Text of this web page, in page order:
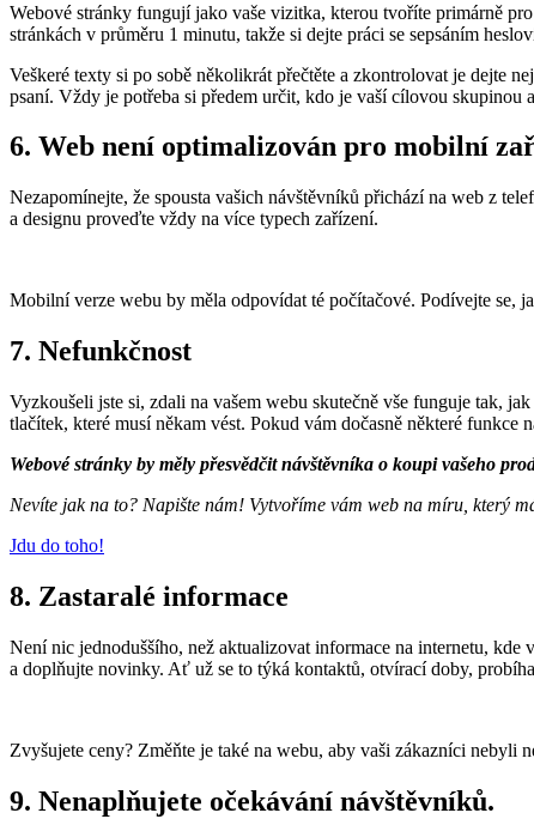
Webové stránky fungují jako vaše vizitka, kterou tvoříte primárně
stránkách v průměru 1 minutu, takže si dejte práci se sepsáním
Veškeré texty si po sobě několikrát přečtěte a zkontrolovat je dejte
psaní. Vždy je potřeba si předem určit, kdo je vaší cílovou skupinou
6. Web není optimalizován pro mobilní
Nezapomínejte, že spousta vašich návštěvníků přichází na web z
a designu proveďte vždy na více typech zařízení.
Mobilní verze webu by měla odpovídat té počítačové. Podívejte se,
7. Nefunkčnost
Vyzkoušeli jste si, zdali na vašem webu skutečně vše funguje tak,
tlačítek, které musí někam vést. Pokud vám dočasně některé funkce
Webové stránky by měly přesvědčit návštěvníka o koupi vašeho
Nevíte jak na to? Napište nám! Vytvoříme vám web na míru, který
Jdu do toho!
8. Zastaralé informace
Není nic jednoduššího, než aktualizovat informace na internetu,
a doplňujte novinky. Ať už se to týká kontaktů, otvírací doby,
Zvyšujete ceny? Změňte je také na webu, aby vaši zákazníci
9. Nenaplňujete očekávání návštěvníků.